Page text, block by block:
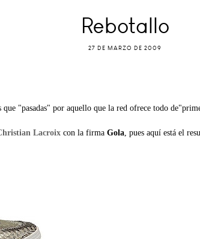
Rebotallo
27 DE MARZO DE 2009
que "pasadas" por aquello que la red ofrece todo
Lacroix con la firma Gola, pues aquí está el